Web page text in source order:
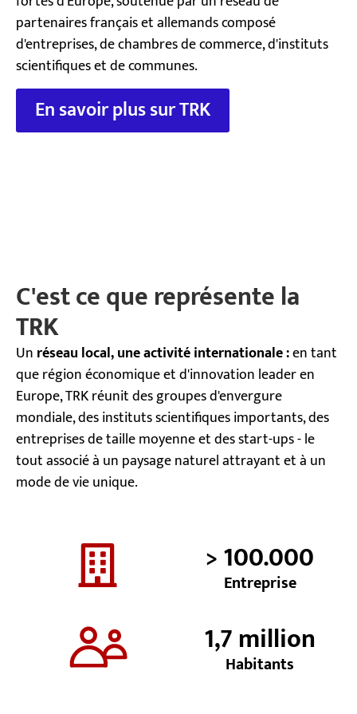
partenaires français et allemands composé
d'entreprises, de chambres de commerce, d'instituts
scientifiques et de communes.
En savoir plus sur TRK
C'est ce que représente la
TRK
Un réseau local, une activité internationale :en tant
que région économique et d'innovation leader en
Europe, TRK réunit des groupes d'envergure
mondiale, des instituts scientifiques importants, des
entreprises de taille moyenne et des start-ups - le
tout associé à un paysage naturel attrayant et à un
mode de vie unique.
> 100.000
Entreprise
1,7 million
Habitants